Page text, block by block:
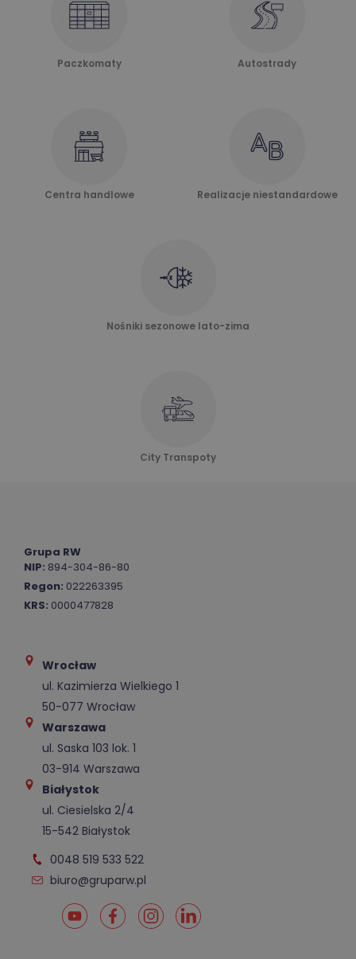
Paczkomaty Autostrady
Centra handlowe Realizacje niestandardowe
Nośniki sezonowe lato-zima
City Transpoty
Grupa RW
NIP: 894-304-86-80
Regon: 022263395
KRS: 0000477828
Wrocław
ul. Kazimierza Wielkiego 1
50-077 Wrocław
Warszawa
ul. Saska 103 lok. 1
03-914 Warszawa
Białystok
ul. Ciesielska 2/4
15-542 Białystok
0048 519 533 522
biuro@gruparw.pl